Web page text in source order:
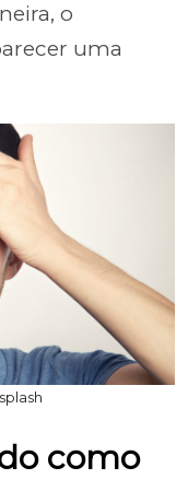
o
uma
como